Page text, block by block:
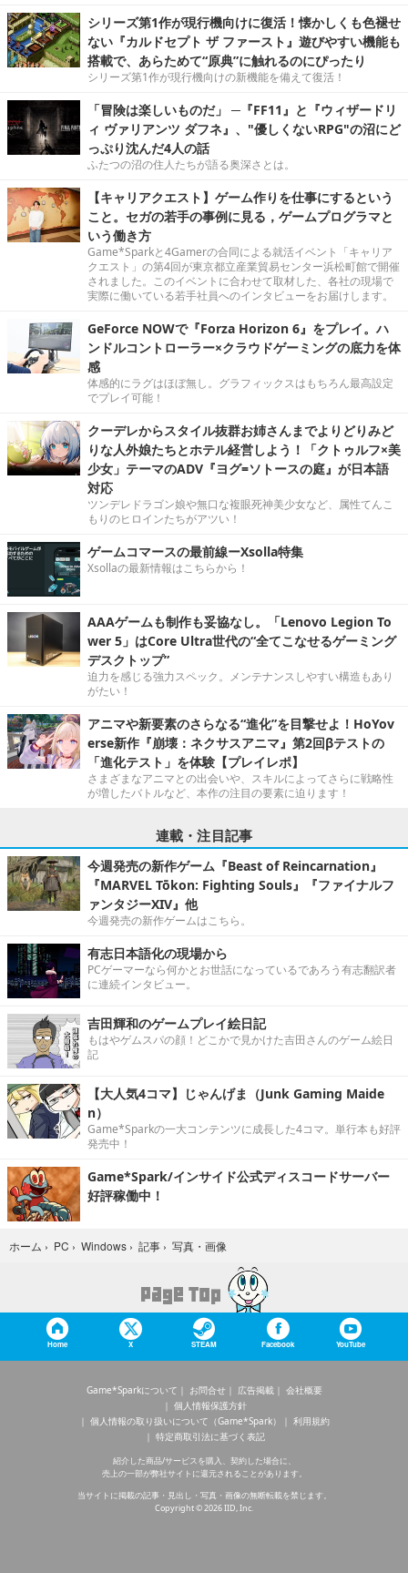
シリーズ第1作が現行機向けに復活！懐かしくも色褪せ
ない『カルドセプト ザ ファースト』遊びやすい機能も
搭載で、あらためて“原典”に触れるのにぴったり
シリーズ第1作が現行機向けの新機能を備えて復活！
「冒険は楽しいものだ」 ─『FF11』と『ウィザードリ
ィ ヴァリアンツ ダフネ』、"優しくないRPG"の沼にど
っぷり沈んだ4人の話
ふたつの沼の住人たちが語る奥深さとは。
【キャリアクエスト】ゲーム作りを仕事にするという
こと。セガの若手の事例に見る，ゲームプログラマと
いう働き方
Game*Sparkと4Gamerの合同による就活イベント「キャリア
クエスト」の第4回が東京都立産業貿易センター浜松町館で開催
されました。このイベントに合わせて取材した、各社の現場で
実際に働いている若手社員へのインタビューをお届けします。
GeForce NOWで『Forza Horizon 6』をプレイ。ハ
ンドルコントローラー×クラウドゲーミングの底力を体
感
体感的にラグはほぼ無し。グラフィックスはもちろん最高設定
でプレイ可能！
クーデレからスタイル抜群お姉さんまでよりどりみど
りな人外娘たちとホテル経営しよう！「クトゥルフ×美
少女」テーマのADV『ヨグ=ソトースの庭』が日本語
対応
ツンデレドラゴン娘や無口な複眼死神美少女など、属性てんこ
もりのヒロインたちがアツい！
ゲームコマースの最前線ーXsolla特集
Xsollaの最新情報はこちらから！
AAAゲームも制作も妥協なし。「Lenovo Legion To
wer 5」はCore Ultra世代の“全てこなせるゲーミング
デスクトップ”
迫力を感じる強力スペック。メンテナンスしやすい構造もあり
がたい！
アニマや新要素のさらなる“進化”を目撃せよ！HoYov
erse新作『崩壊：ネクサスアニマ』第2回βテストの
「進化テスト」を体験【プレイレポ】
さまざまなアニマとの出会いや、スキルによってさらに戦略性
が増したバトルなど、本作の注目の要素に迫ります！
連載・注目記事
今週発売の新作ゲーム『Beast of Reincarnation』
『MARVEL Tōkon: Fighting Souls』『ファイナルフ
ァンタジーXIV』他
今週発売の新作ゲームはこちら。
有志日本語化の現場から
PCゲーマーなら何かとお世話になっているであろう有志翻訳者
に連続インタビュー。
吉田輝和のゲームプレイ絵日記
もはやゲムスパの顔！どこかで見かけた吉田さんのゲーム絵日
記
【大人気4コマ】じゃんげま（Junk Gaming Maide
n）
Game*Sparkの一大コンテンツに成長した4コマ。単行本も好評
発売中！
Game*Spark/インサイド公式ディスコードサーバー
好評稼働中！
ホーム › PC › Windows › 記事 › 写真・画像
Home X STEAM Facebook YouTube
Game*Sparkについて お問合せ 広告掲載
会社概要
個人情報保護方針
個人情報の取り扱いについて（Game*Spark）
利用規約
特定商取引法に基づく表記
紹介した商品/サービスを購入、契約した場合に、
売上の一部が弊社サイトに還元されることがあります。
当サイトに掲載の記事・見出し・写真・画像の無断転載を禁じます。
Copyright © 2026 IID, Inc.